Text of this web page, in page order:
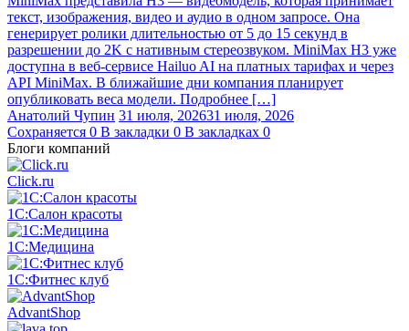
текст, изображения, видео и аудио в одном запросе. Она
генерирует ролики длительностью от 5 до 15 секунд в
разрешении до 2K с нативным стереозвуком. MiniMax H3 уже
доступна в веб-сервисе Hailuo AI на платных тарифах и через
API MiniMax. В ближайшие дни компания планирует
опубликовать веса модели. Подробнее […]
Анатолий Чупин 31 июля, 202631 июля, 2026
Сохраняется 0 В закладки 0 В закладках 0
Блоги компаний
Click.ru
1С:Салон красоты
1С:Медицина
1С:Фитнес клуб
AdvantShop